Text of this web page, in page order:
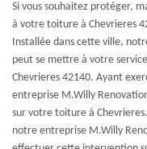
Si vous souhaitez protéger,
à votre toiture à Chevrieres
Installée dans cette ville,
peut se mettre à votre
Chevrieres 42140. Ayant
entreprise M.Willy
sur votre toiture à
notre entreprise M.Willy